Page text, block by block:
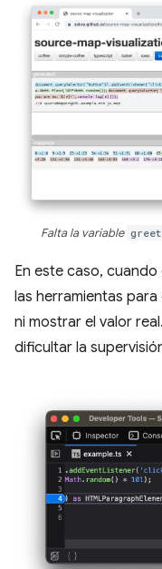
Falta la variable greet
En este caso,
las herramientas
ni mostrar el valor
dificultar la